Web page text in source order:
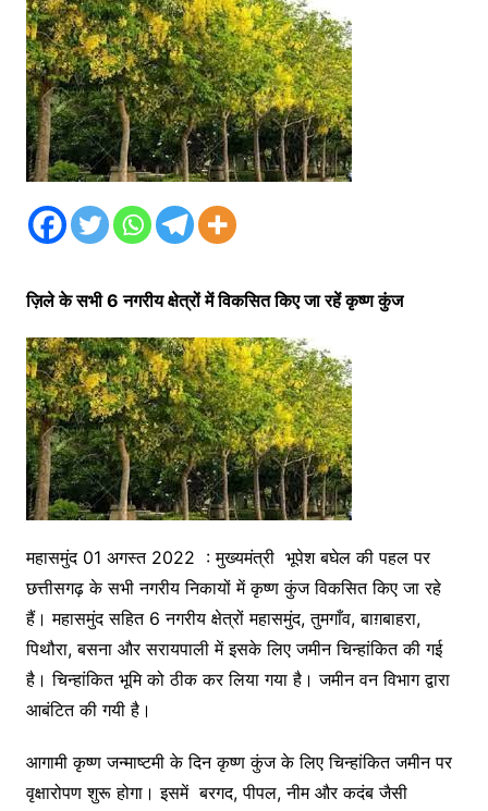
ज़िले के सभी 6 नगरीय क्षेत्रों में विकसित किए जा रहें कृष्ण कुंज
महासमुंद 01 अगस्त 2022 : मुख्यमंत्री भूपेश बघेल की पहल पर
छत्तीसगढ़ के सभी नगरीय निकायों में कृष्ण कुंज विकसित किए जा रहे
हैं। महासमुंद सहित 6 नगरीय क्षेत्रों महासमुंद, तुमगाँव, बाग़बाहरा,
पिथौरा, बसना और सरायपाली में इसके लिए जमीन चिन्हांकित की गई
है। चिन्हांकित भूमि को ठीक कर लिया गया है। जमीन वन विभाग द्वारा
आबंटित की गयी है।
आगामी कृष्ण जन्माष्टमी के दिन कृष्ण कुंज के लिए चिन्हांकित जमीन पर
वृक्षारोपण शुरू होगा। इसमें बरगद, पीपल, नीम और कदंब जैसी